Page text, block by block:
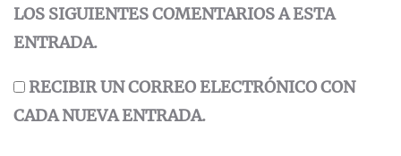
LOS SIGUIENTES COMENTARIOS A ESTA
ENTRADA.
RECIBIR UN CORREO ELECTRÓNICO CON
CADA NUEVA ENTRADA.